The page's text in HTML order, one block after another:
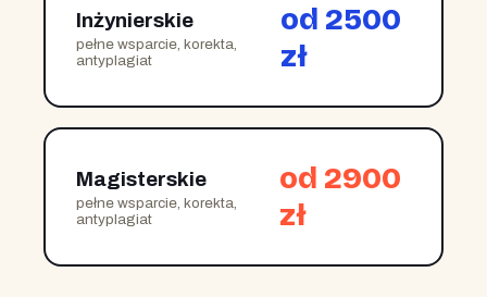
Inżynierskie
pełne wsparcie, korekta,
antyplagiat
od 2500
zł
Magisterskie
pełne wsparcie, korekta,
antyplagiat
od 2900
zł